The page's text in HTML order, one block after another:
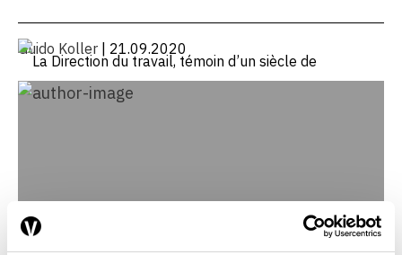
Guido Koller | 21.09.2020